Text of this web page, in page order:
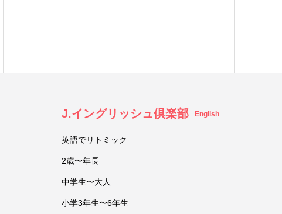
J.イングリッシュ倶楽部 English
英語でリトミック
2歳〜年長
中学生〜大人
小学3年生〜6年生